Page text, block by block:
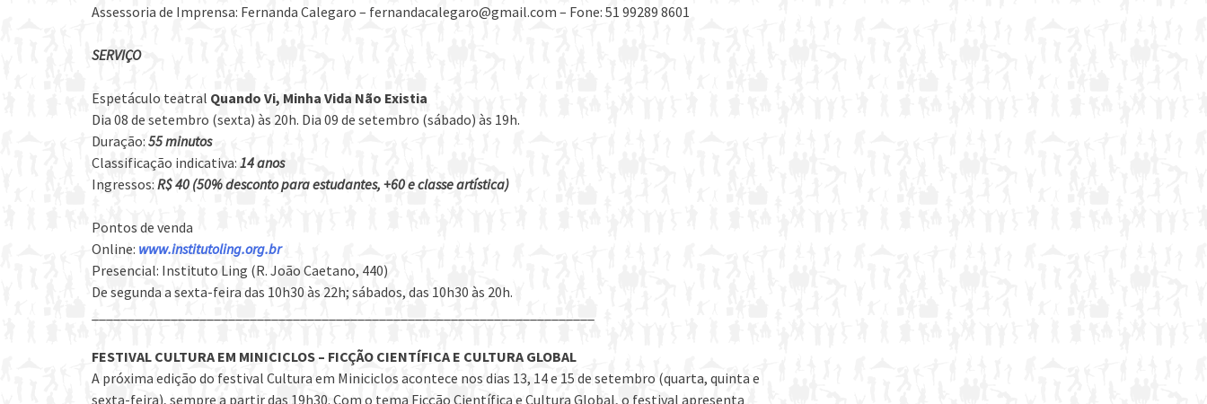
Assessoria de Imprensa: Fernanda Calegaro – fernandacalegaro@gmail.com – Fone: 51 99289 8601
SERVIÇO
Espetáculo teatral Quando Vi, Minha Vida Não Existia
Dia 08 de setembro (sexta) às 20h. Dia 09 de setembro (sábado) às 19h.
Duração: 55 minutos
Classificação indicativa: 14 anos
Ingressos: R$ 40 (50% desconto para estudantes, +60 e classe artística)
Pontos de venda
Online: www.institutoling.org.br
Presencial: Instituto Ling (R. João Caetano, 440)
De segunda a sexta-feira das 10h30 às 22h; sábados, das 10h30 às 20h.
FESTIVAL CULTURA EM MINICICLOS – FICÇÃO CIENTÍFICA E CULTURA GLOBAL
A próxima edição do festival Cultura em Miniciclos acontece nos dias 13, 14 e 15 de setembro (quarta, quinta e
sexta-feira), sempre a partir das 19h30. Com o tema Ficção Científica e Cultura Global, o festival apresenta